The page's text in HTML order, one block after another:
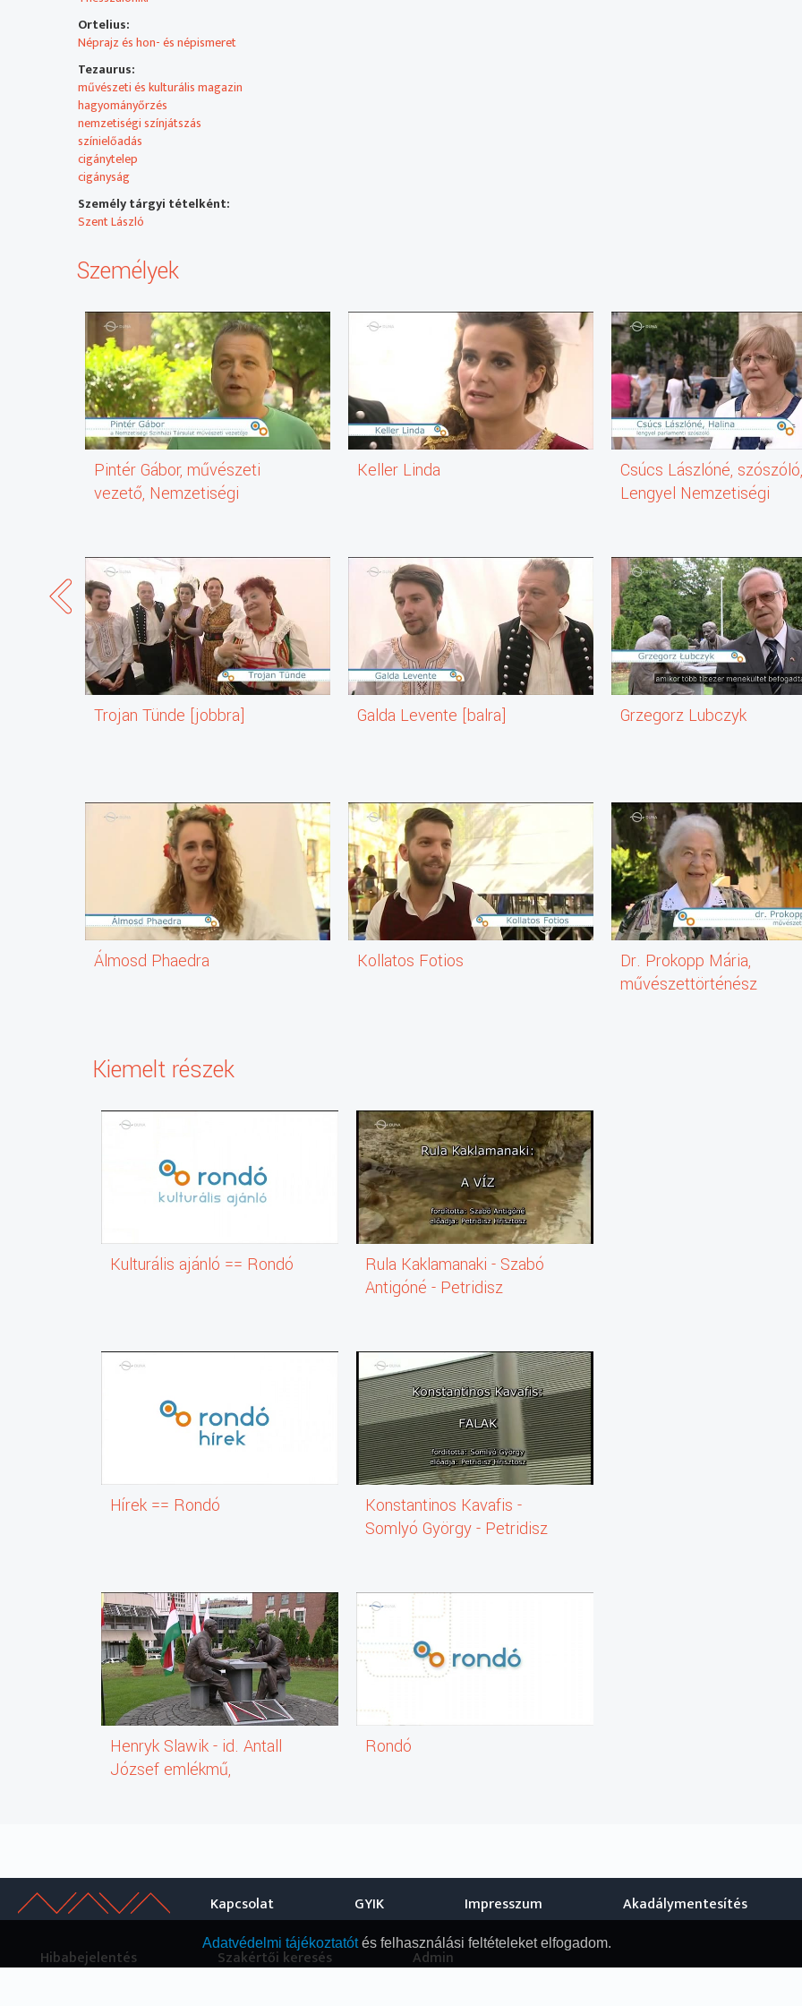
Ortelius:
Néprajz és hon- és népismeret
Tezaurus:
művészeti és kulturális magazin
hagyományőrzés
nemzetiségi színjátszás
színielőadás
cigánytelep
cigányság
Személy tárgyi tételként:
Szent László
Személyek
Pintér Gábor, művészeti
vezető, Nemzetiségi
Trojan Tünde [jobbra]
Álmosd Phaedra
Keller Linda
Galda Levente [balra]
Kollatos Fotios
Csúcs Lászlóné, szószóló,
Lengyel Nemzetiségi
Grzegorz Lubczyk
Dr. Prokopp Mária,
művészettörténész
Kiemelt részek
Kulturális ajánló == Rondó
Hírek == Rondó
Henryk Slawik - id. Antall
József emlékmű,
Rula Kaklamanaki - Szabó
Antigóné - Petridisz
Konstantinos Kavafis -
Somlyó György - Petridisz
Rondó
Kapcsolat GYIK Impresszum Akadálymentesítés
Hibabejelentés Szakértői keresés Admin
Adatvédelmi tájékoztatótés felhasználási feltételeket elfogadom.